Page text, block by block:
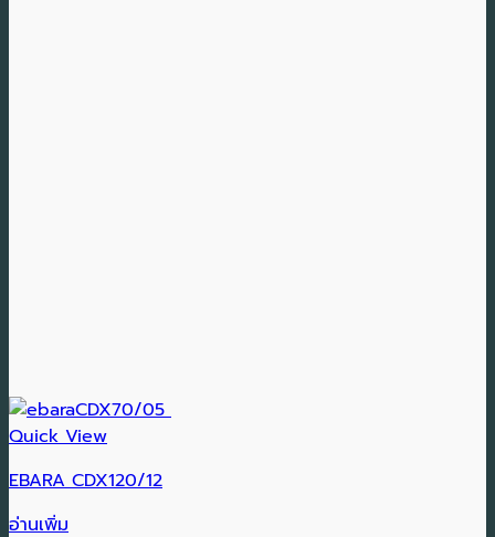
Quick View
EBARA CDX120/12
อ่านเพิ่ม